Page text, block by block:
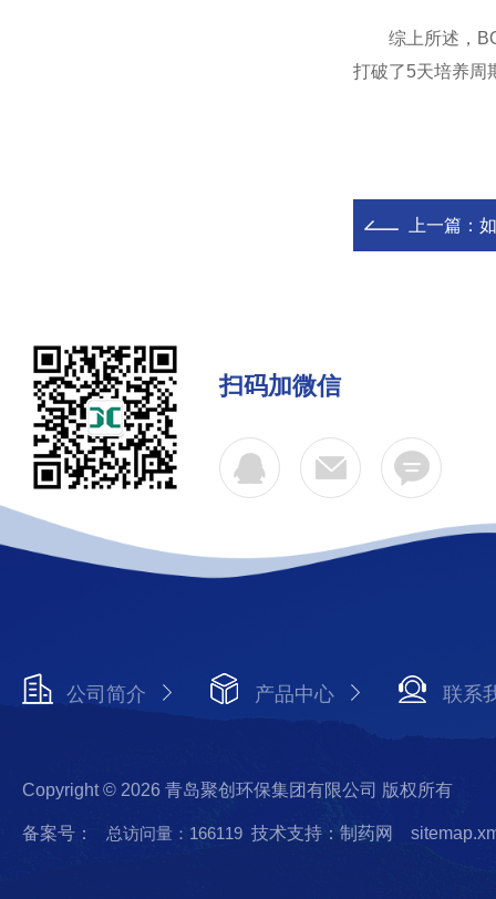
综上所述，
打破了5天培养周
上一篇：
扫码加微信
公司简介 产品中心 联系
Copyright © 2026 青岛聚创环保集团有限公司 版权所有
备案号： 总访问量：166119 技术支持：制药网